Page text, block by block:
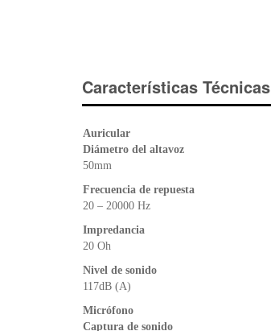
Características Técnicas
Auricular
Diámetro del altavoz
50mm
Frecuencia de repuesta
20 – 20000 Hz
Impredancia
20 Oh
Nivel de sonido
117dB (A)
Micrófono
Captura de sonido